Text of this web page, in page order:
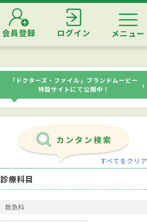
会員登録 ログイン メニュー
「ドクターズ・ファイル」ブランドムービー
特設サイトにて公開中！
›
すべてをクリア
診療科目
救急科